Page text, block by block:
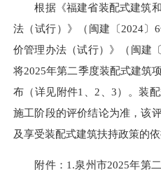
根据《福建省装配式建筑和
法（试行）》（闽建〔2024〕
价管理办法（试行）》（闽建
将2025年第二季度装配式建筑
布（详见附件1、2、3）。装
施工阶段的评价结论为准，该
及享受装配式建筑扶持政策的依
附件：1.泉州市2025年第二